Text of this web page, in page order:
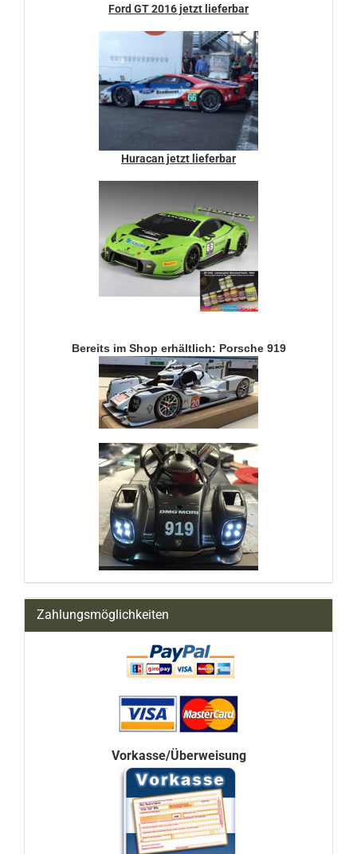
Ford GT 2016 jetzt lieferbar
Huracan jetzt lieferbar
Bereits im Shop erhältlich: Porsche 919
Zahlungsmöglichkeiten
Vorkasse/Überweisung